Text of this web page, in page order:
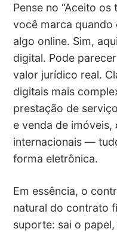
Pense no “Aceito
você marca quando
algo online. Sim,
digital. Pode
valor jurídico real.
digitais mais
prestação de
e venda de
internacionais —
forma eletrônica.
Em essência, o
natural do contrato
suporte: sai o